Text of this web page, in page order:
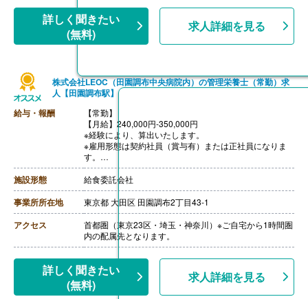
【昇給】あり（年1回）
【退職金】あり※勤続10年以上
詳しく聞きたい
(無料)
求人詳細を見る
株式会社LEOC（田園調布中央病院内）の管理栄養士（常勤）求
人【田園調布駅】
給与・報酬
【常勤】
【月給】240,000円-350,000円
※経験により、算出いたします。
※雇用形態は契約社員（賞与有）または正社員になりま
す。
※モデル年収
・管理栄養士・栄養士で未経験の場合
年収3,000,000円-
・調理師病院調理経験3年程度の場合
年収3,500,000円-4,000,000円
ご面接を通して雇用形態を検討します。
【賞与】年2回（1.0-2.0ヶ月分 ※前年度実績、経験によ
る）
【昇給】あり（年1回）
【退職金】あり※勤続10年以上
施設形態 給食委託会社
事業所所在地 東京都 大田区 田園調布2丁目43-1
アクセス
首都圏（東京23区・埼玉・神奈川）※ご自宅から1時間圏
内の配属先となります。
詳しく聞きたい
(無料)
求人詳細を見る